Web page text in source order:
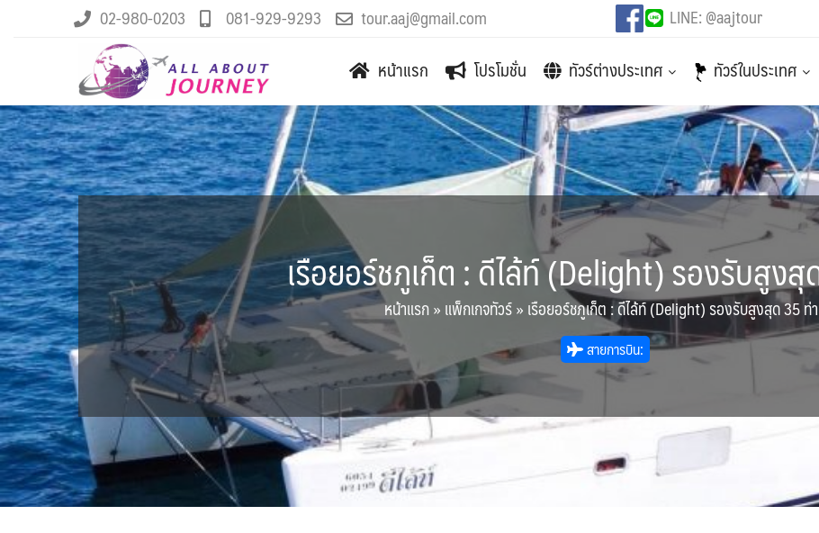
02-980-0203 081-929-9293 tour.aaj@gmail.com LINE: @aajtour
หน้าแรก โปรโมชั่น ทัวร์ต่างประเทศ ทัวร์ในประเทศ
เรือยอร์ชภูเก็ต : ดีไล้ท์ (Delight) รองรับสูง
หน้าแรก»แพ็กเกจทัวร์»เรือยอร์ชภูเก็ต : ดีไล้ท์ (Delight) รองรับสูงสุด 35 ท่
สายการบิน: